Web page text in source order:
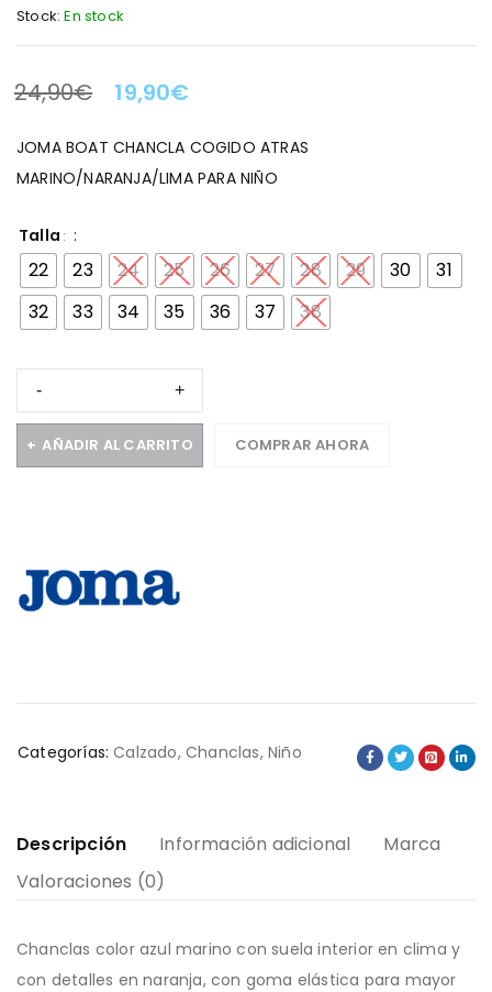
Stock: En stock
LA OFERTA TERMINA EN:
24,90€ 19,90€
JOMA BOAT CHANCLA COGIDO ATRAS
MARINO/NARANJA/LIMA PARA NIÑO
Talla
22 23 24 25 26 27 28 29 30
31
32
33 34 35 36 37 38
AÑADIR AL CARRITO COMPRAR AHORA
Categorías: Calzado,Chanclas,Niño
Descripción Información adicional
Marca
Valoraciones (0)
Chanclas color azul marino con suela interior en clima y
con detalles en naranja, con goma elástica para mayor